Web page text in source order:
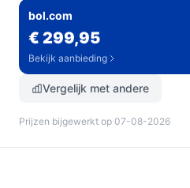
bol.com
€ 299,95
Bekijk aanbieding
Vergelijk met andere
Prijzen bijgewerkt op 07-08-2026